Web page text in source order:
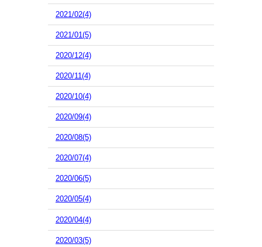
2021/02(4)
2021/01(5)
2020/12(4)
2020/11(4)
2020/10(4)
2020/09(4)
2020/08(5)
2020/07(4)
2020/06(5)
2020/05(4)
2020/04(4)
2020/03(5)